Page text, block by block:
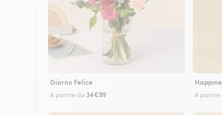
Giorno Felice
A partire da 34€99 A